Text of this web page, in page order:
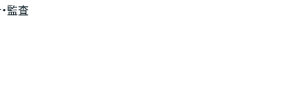
監査